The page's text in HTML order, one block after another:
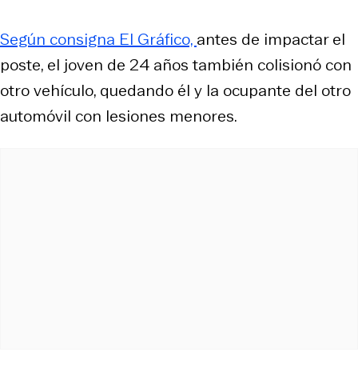
Según consigna El Gráfico, antes de impactar el
poste, el joven de 24 años también colisionó con
otro vehículo, quedando él y la ocupante del otro
automóvil con lesiones menores.